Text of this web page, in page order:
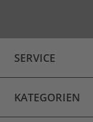
SERVICE
KATEGORIEN